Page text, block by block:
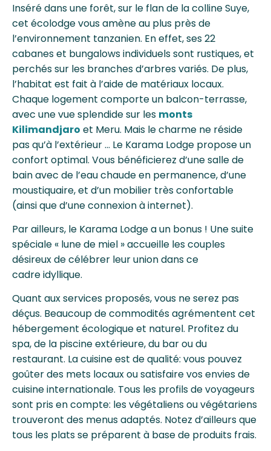
Inséré dans une forêt, sur le flan de la colline Suye,
cet écolodge vous amène au plus près de
l’environnement tanzanien. En effet, ses 22
cabanes et bungalows individuels sont rustiques, et
perchés sur les branches d’arbres variés. De plus,
l’habitat est fait à l’aide de matériaux locaux.
Chaque logement comporte un balcon-terrasse,
avec une vue splendide sur les monts
Kilimandjaro et Meru. Mais le charme ne réside
pas qu’à l’extérieur … Le Karama Lodge propose un
confort optimal. Vous bénéficierez d’une salle de
bain avec de l’eau chaude en permanence, d’une
moustiquaire, et d’un mobilier très confortable
(ainsi que d’une connexion à internet).
Par ailleurs, le Karama Lodge a un bonus ! Une suite
spéciale « lune de miel » accueille les couples
désireux de célébrer leur union dans ce
cadreidyllique.
Quant aux services proposés, vous ne serez pas
déçus. Beaucoup de commodités agrémentent cet
hébergement écologique et naturel. Profitez du
spa, de la piscine extérieure, du bar ou du
restaurant. La cuisine est de qualité: vous pouvez
goûter des mets locaux ou satisfaire vos envies de
cuisine internationale. Tous les profils de voyageurs
sont pris en compte: les végétaliens ou végétariens
trouveront des menus adaptés. Notez d’ailleurs que
tous les plats se préparent à base de produits frais.